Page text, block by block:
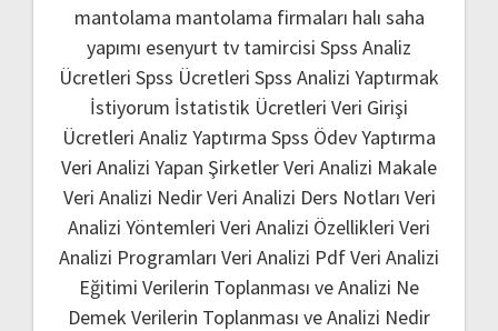
mantolama mantolama firmaları halı saha
yapımı esenyurt tv tamircisi Spss Analiz
Ücretleri Spss Ücretleri Spss Analizi Yaptırmak
İstiyorum İstatistik Ücretleri Veri Girişi
Ücretleri Analiz Yaptırma Spss Ödev Yaptırma
Veri Analizi Yapan ŞirketlerVeri Analizi Makale
Veri Analizi NedirVeri Analizi Ders Notları Veri
Analizi Yöntemleri Veri Analizi Özellikleri Veri
Analizi Programları Veri Analizi PdfVeri Analizi
Eğitimi Verilerin Toplanması ve Analizi Ne
Demek Verilerin Toplanması ve Analizi Nedir